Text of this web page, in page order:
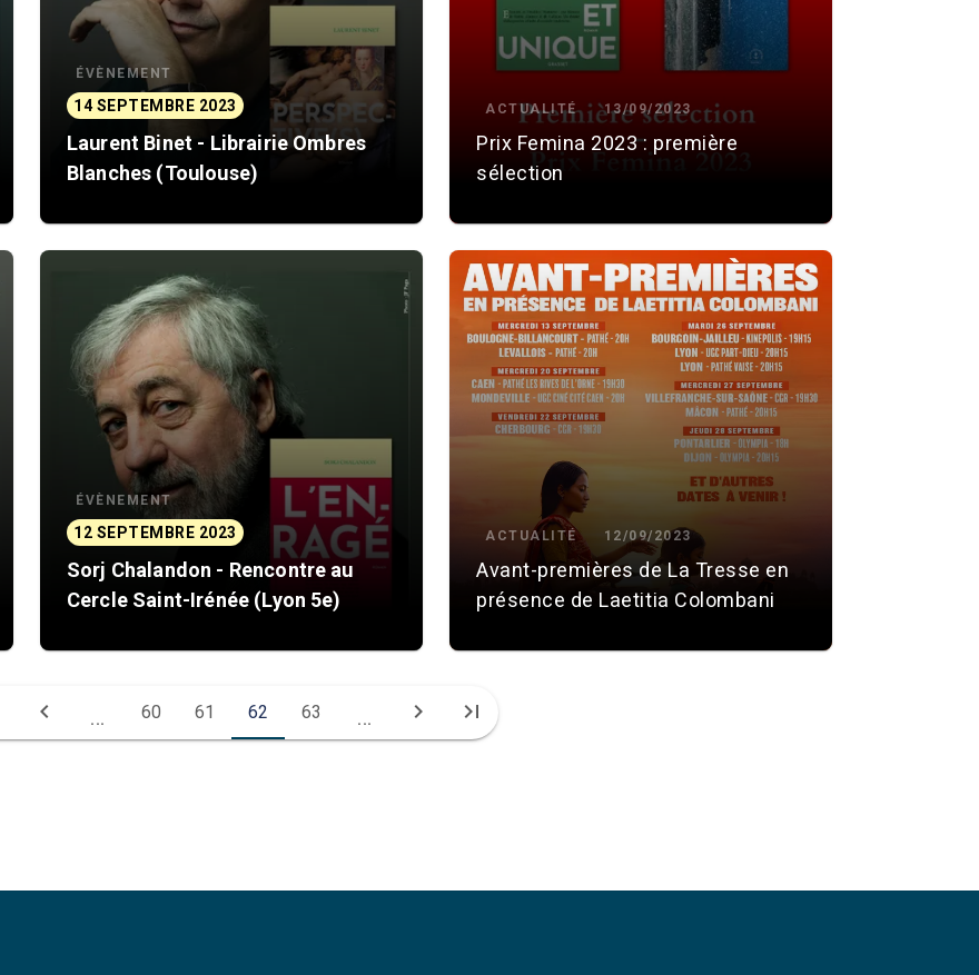
ÉVÈNEMENT
14 SEPTEMBRE 2023
Laurent Binet - Librairie Ombres
Blanches (Toulouse)
ACTUALITÉ 13/09/2023
Prix Femina 2023 : première
sélection
ÉVÈNEMENT
12 SEPTEMBRE 2023
Sorj Chalandon - Rencontre au
Cercle Saint-Irénée (Lyon 5e)
ACTUALITÉ 12/09/2023
Avant-premières de La Tresse en
présence de Laetitia Colombani
chevron_left ... 60 61 62 63 ... chevron_right last_page